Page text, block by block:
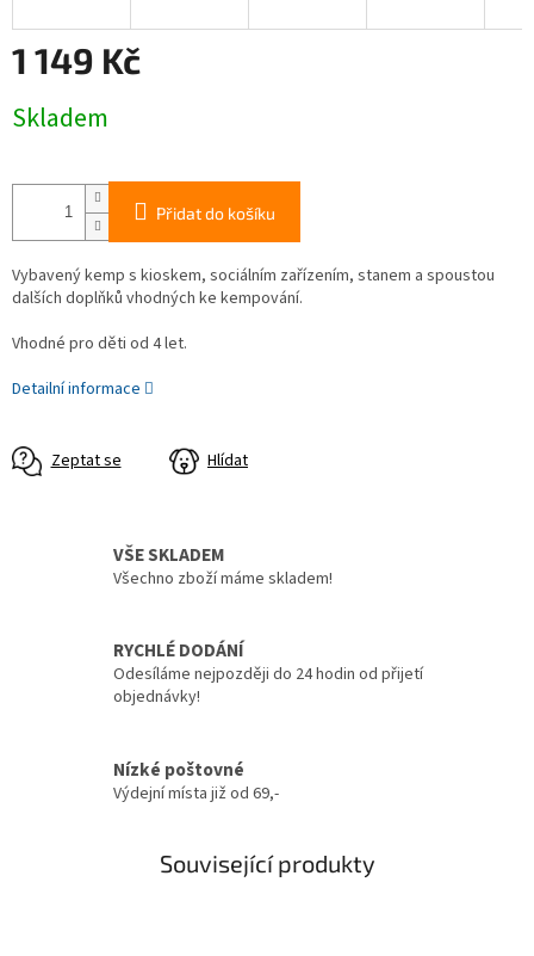
1 149 Kč
cena:
Skladem
Přidat do košíku
Vybavený kemp s kioskem, sociálním zařízením, stanem a spoustou
dalších doplňků vhodných ke kempování.
Vhodné pro děti od 4 let.
Detailní informace
Zeptat se Hlídat
VŠE SKLADEM
Všechno zboží máme skladem!
RYCHLÉ DODÁNÍ
Odesíláme nejpozději do 24 hodin od přijetí
objednávky!
Nízké poštovné
Výdejní místa již od 69,-
Související produkty